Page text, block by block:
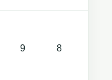
9 8